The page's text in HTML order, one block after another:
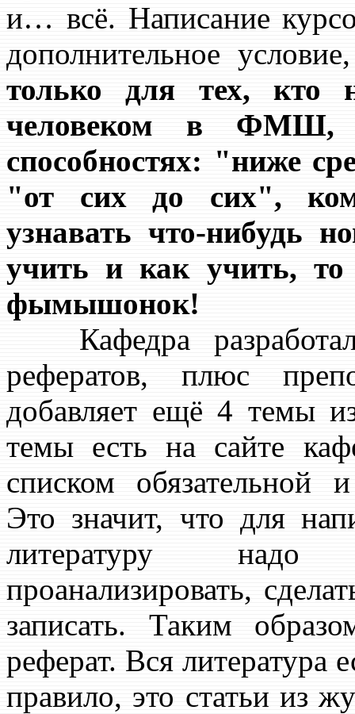
и… всё. Написание
дополнительное
только для тех, кто
человеком в ФМШ,
способностях: "ниже
"от сих до сих",
узнавать что-нибудь
учить и как учить, то
фымышонок!
Кафедра
рефератов, плюс
добавляет ещё 4 темы
темы есть на сайте
списком обязательной
Это значит, что для
литературу надо
проанализировать,
записать. Таким
реферат. Вся литература
правило, это статьи из